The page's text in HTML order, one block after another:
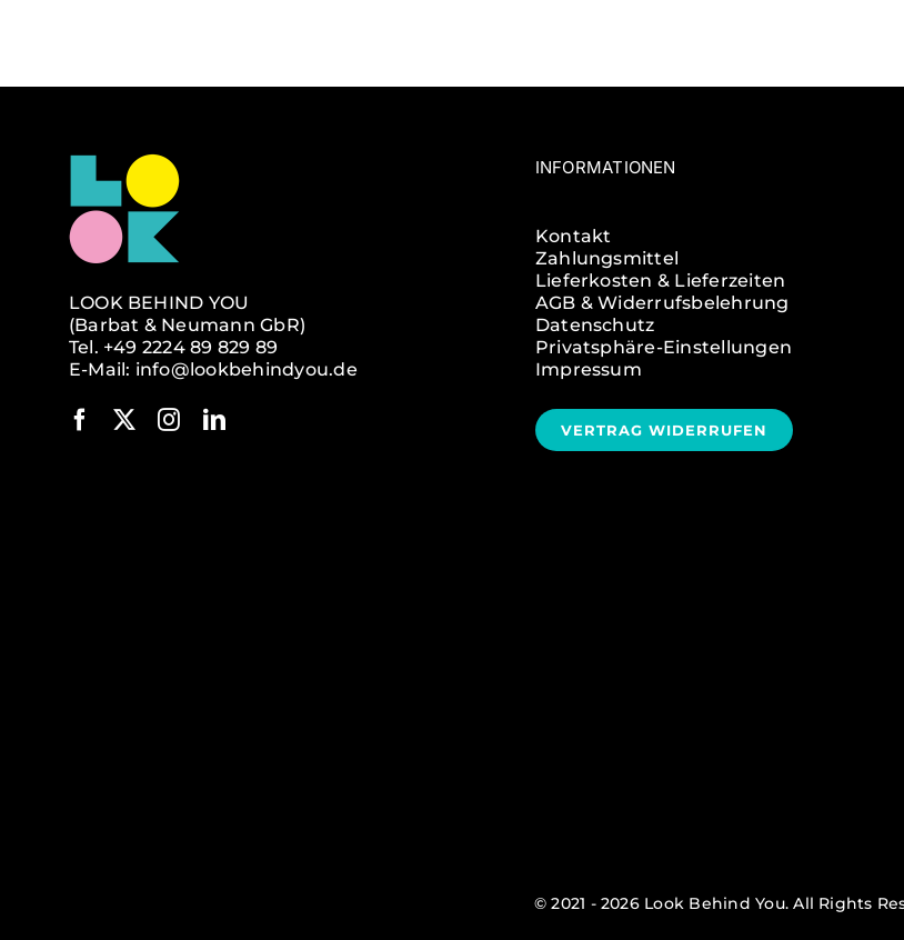
PRODUKTSEITE
LOOK BEHIND YOU
(Barbat & Neumann GbR)
Tel. +49 2224 89 829 89
E-Mail: info@lookbehindyou.de
INFORMATIONEN
Kontakt
Zahlungsmittel
Lieferkosten & Lieferzeiten
AGB & Widerrufsbelehrung
Datenschutz
Privatsphäre-Einstellungen
Impressum
VERTRAG WIDERRUFEN
© 2021 - 2026 Look Behind You. All Rights